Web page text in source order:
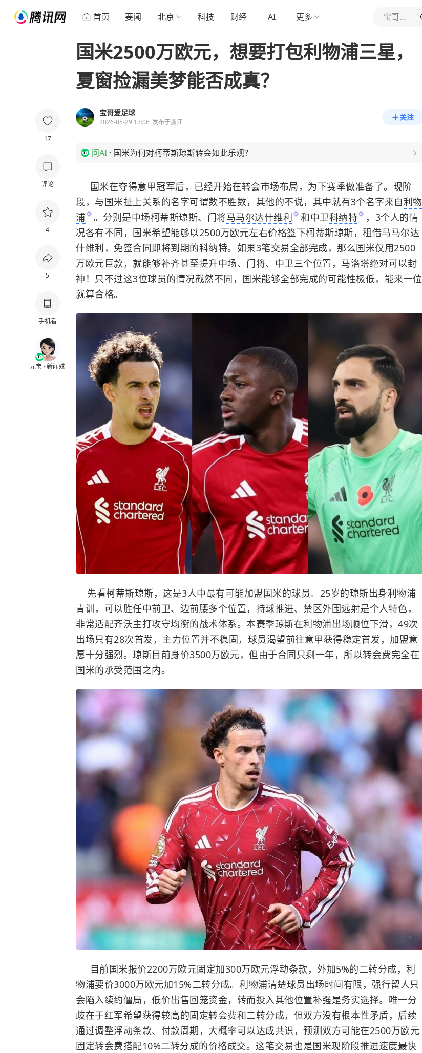
首页 要闻 北京 科技 财经 AI 更多 宝哥爱足球
17
评论
4
5
手机看
元宝 · 新闻妹
国米2500万欧元，想要打包利物浦三星，
夏窗捡漏美梦能否成真？
宝哥爱足球
2026-05-29 17:06 发布于浙江
关注
问AI · 国米为何对柯蒂斯琼斯转会如此乐观？
国米在夺得意甲冠军后，已经开始在转会市场布局，为下赛季做准备了。现阶
段，与国米扯上关系的名字可谓数不胜数，其他的不说，其中就有3个名字来自利物
浦
。分别是中场柯蒂斯琼斯、门将马马尔达什维利 和中卫科纳特
，3个人的情
况各有不同，国米希望能够以2500万欧元左右价格签下柯蒂斯琼斯，租借马马尔达
什维利，免签合同即将到期的科纳特。如果3笔交易全部完成，那么国米仅用2500
万欧元巨款，就能够补齐甚至提升中场、门将、中卫三个位置，马洛塔绝对可以封
神！只不过这3位球员的情况截然不同，国米能够全部完成的可能性极低，能来一位
就算合格。
先看柯蒂斯琼斯，这是3人中最有可能加盟国米的球员。25岁的琼斯出身利物浦
青训，可以胜任中前卫、边前腰多个位置，持球推进、禁区外围远射是个人特色，
非常适配齐沃主打攻守均衡的战术体系。本赛季琼斯在利物浦出场顺位下滑，49次
出场只有28次首发，主力位置并不稳固，球员渴望前往意甲获得稳定首发，加盟意
愿十分强烈。琼斯目前身价3500万欧元，但由于合同只剩一年，所以转会费完全在
国米的承受范围之内。
目前国米报价2200万欧元固定加300万欧元浮动条款，外加5%的二转分成，利
物浦要价3000万欧元加15%二转分成。利物浦清楚球员出场时间有限，强行留人只
会陷入续约僵局，低价出售回笼资金，转而投入其他位置补强是务实选择。唯一分
歧在于红军希望获得较高的固定转会费和二转分成，但双方没有根本性矛盾，后续
通过调整浮动条款、付款周期，大概率可以达成共识，预测双方可能在2500万欧元
固定转会费搭配10%二转分成的价格成交。这笔交易也是国米现阶段推进速度最快